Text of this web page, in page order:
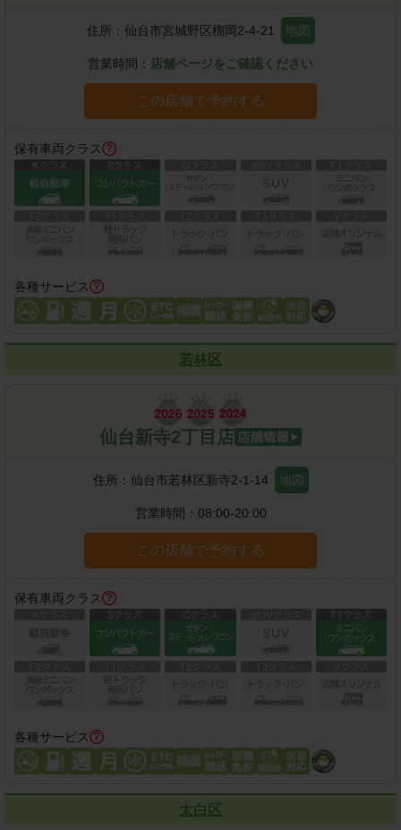
住所： 仙台市宮城野区榴岡2-4-21 地図
営業時間： 店舗ページをご確認ください
この店舗で予約する
保有車両クラス
各種サービス
若林区
仙台新寺2丁目店
住所： 仙台市若林区新寺2-1-14 地図
営業時間： 08:00-20:00
この店舗で予約する
保有車両クラス
各種サービス
太白区